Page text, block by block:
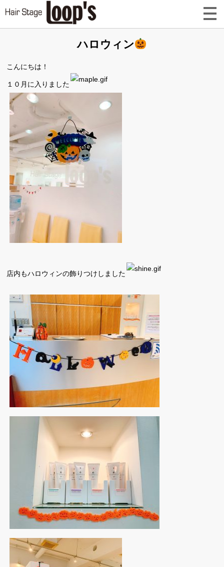
ハロウィン
こんにちは！
１０月に入りました
店内もハロウィンの飾りつけしました